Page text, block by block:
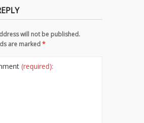
will not be published.
are marked*
(required):